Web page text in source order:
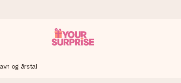
det helt rette tidspunkt, når den betyder allermest.
og årstal